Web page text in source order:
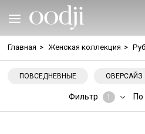
Главная > Женская коллекция >
ПОВСЕДНЕВНЫЕ ОВЕРСАЙЗ
Фильтр 1